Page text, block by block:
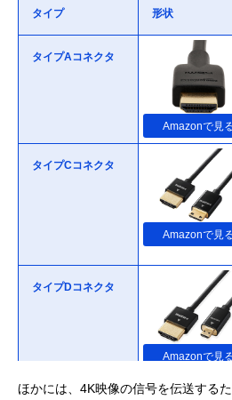
タイプ 形状
タイプAコネクタ
Amazonで見
タイプCコネクタ
Amazonで見
タイプDコネクタ
Amazonで見
ほかには、4K映像の信号を伝送する